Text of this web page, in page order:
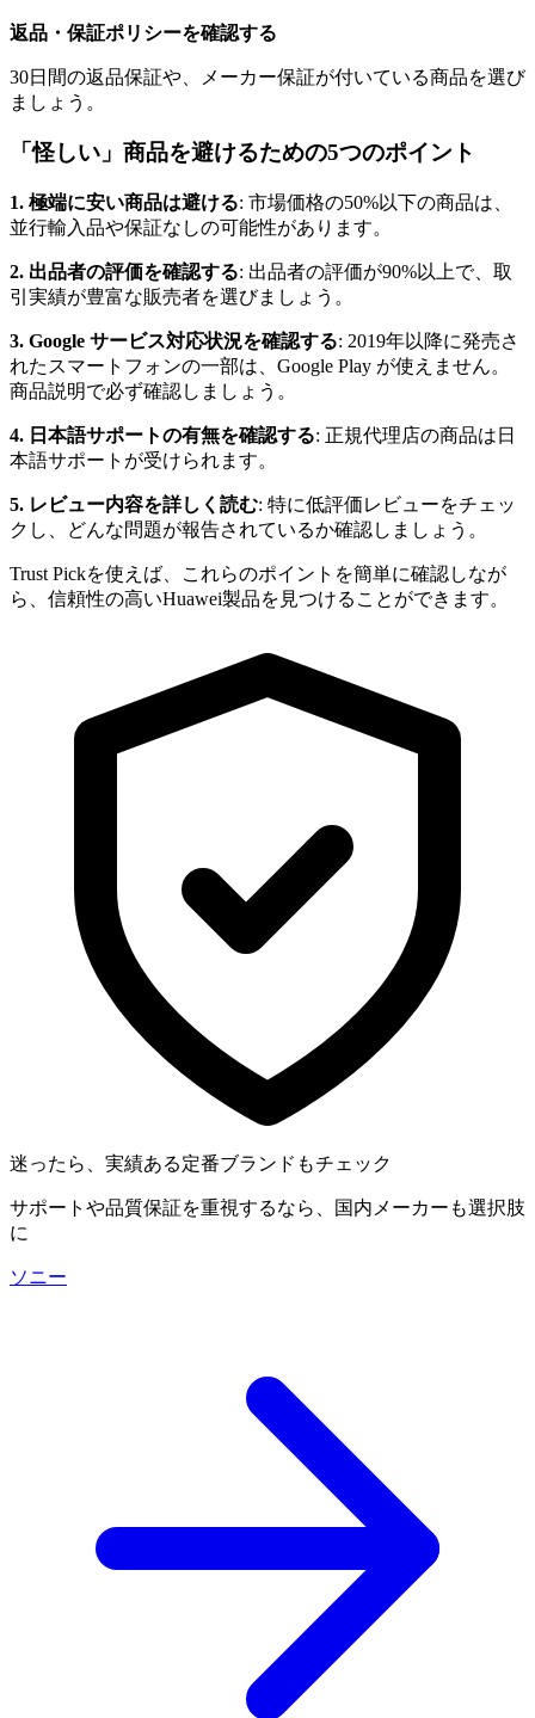
返品・保証ポリシーを確認する
30日間の返品保証や、メーカー保証が付いている商品を選び
ましょう。
「怪しい」商品を避けるための5つのポイント
1. 極端に安い商品は避ける: 市場価格の50%以下の商品は、
並行輸入品や保証なしの可能性があります。
2. 出品者の評価を確認する: 出品者の評価が90%以上で、取
引実績が豊富な販売者を選びましょう。
3. Google サービス対応状況を確認する: 2019年以降に発売さ
れたスマートフォンの一部は、Google Play が使えません。
商品説明で必ず確認しましょう。
4. 日本語サポートの有無を確認する: 正規代理店の商品は日
本語サポートが受けられます。
5. レビュー内容を詳しく読む: 特に低評価レビューをチェッ
クし、どんな問題が報告されているか確認しましょう。
Trust Pickを使えば、これらのポイントを簡単に確認しなが
ら、信頼性の高いHuawei製品を見つけることができます。
迷ったら、実績ある定番ブランドもチェック
サポートや品質保証を重視するなら、国内メーカーも選択肢
に
ソニー